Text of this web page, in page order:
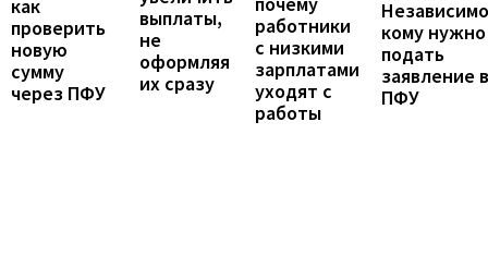
как
проверить
новую
сумму
через ПФУ
выплаты,
не
оформляя
их сразу
работники
с низкими
зарплатами
уходят с
работы
кому нужно
подать
заявление в
ПФУ